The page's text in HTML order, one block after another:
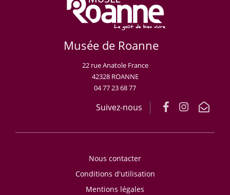
Musée de Roanne
22 rue Anatole France
42328 ROANNE
04 77 23 68 77
Suivez-nous
Nous contacter
Conditions d'utilisation
Mentions légales